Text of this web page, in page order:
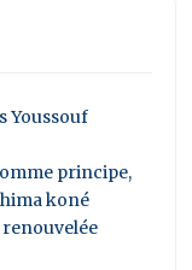
Youssouf
principe,
koné